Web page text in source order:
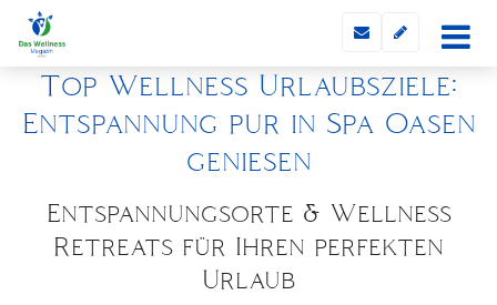
Top Wellness Urlaubsziele:
Entspannung pur in Spa Oasen
genießen
Entspannungsorte & Wellness
Retreats für Ihren perfekten
Urlaub